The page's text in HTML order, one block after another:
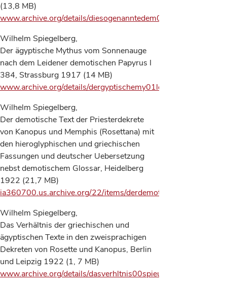
(13,8 MB)
www.archive.org/details/diesogenanntedem00spieuoft
Wilhelm Spiegelberg,
Der ägyptische Mythus vom Sonnenauge
nach dem Leidener demotischen Papyrus I
384, Strassburg 1917 (14 MB)
www.archive.org/details/dergyptischemy01leyduoft
Wilhelm Spiegelberg,
Der demotische Text der Priesterdekrete
von Kanopus und Memphis (Rosettana) mit
den hieroglyphischen und griechischen
Fassungen und deutscher Uebersetzung
nebst demotischem Glossar, Heidelberg
1922 (21,7 MB)
ia360700.us.archive.org/22/items/derdemotischetex00spie/
Wilhelm Spiegelberg,
Das Verhältnis der griechischen und
ägyptischen Texte in den zweisprachigen
Dekreten von Rosette und Kanopus, Berlin
und Leipzig 1922 (1, 7 MB)
www.archive.org/details/dasverhltnis00spieuoft